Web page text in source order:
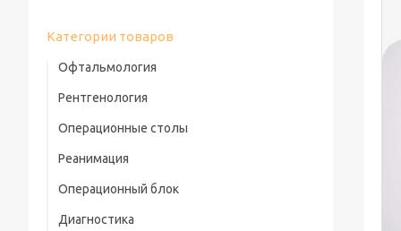
Категории товаров
Офтальмология
Рентгенология
Операционные столы
Реанимация
Операционный блок
Диагностика